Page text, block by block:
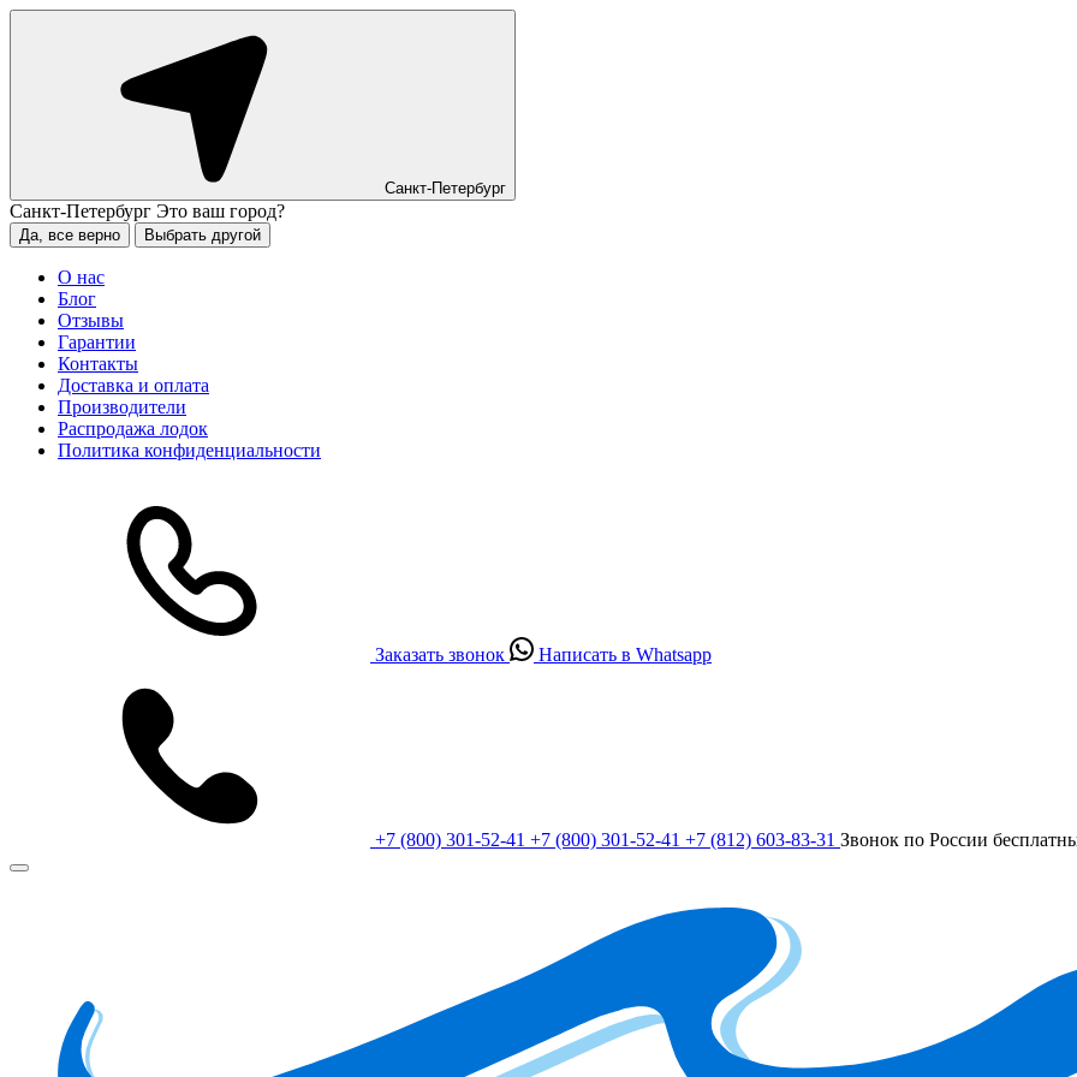
Санкт-Петербург
Санкт-Петербург Это ваш город?
Да, все верно Выбрать другой
О нас
Блог
Отзывы
Гарантии
Контакты
Доставка и оплата
Производители
Распродажа лодок
Политика конфиденциальности
Заказать звонок Написать в Whatsapp
+7 (800) 301-52-41 +7 (800) 301-52-41 +7 (812) 603-83-31 Звонок по России